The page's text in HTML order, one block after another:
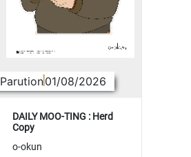
Parution01/08/2026
DAILY MOO-TING : Herd
Copy
o-okun